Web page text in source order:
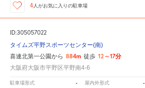
4人がお気に入りの駐車場
ID:305057022
タイムズ平野スポーツセンター(南)
喜連北第一公園から 884m 徒歩 12～17分
大阪府大阪市平野区平野南4-6
駐車場形式 - 屋内外形式 -